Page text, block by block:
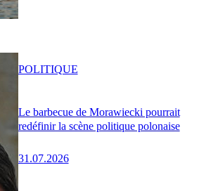
Le barbecue de Morawiecki pourrait
redéfinir la scène politique polonaise
31.07.2026
POLITIQUE